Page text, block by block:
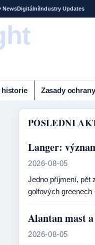
NewsDigitálníIndustry Updates
historie Zasady
POSLEDNI
Langer:
2026-08-05
Jedno příjmení, pět
golfových
Alantan mast
2026-08-05